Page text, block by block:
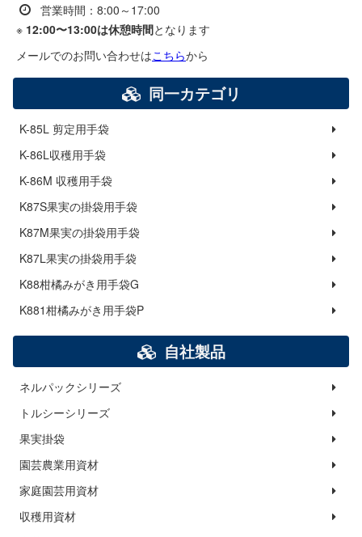
営業時間：8:00～17:00
※ 12:00〜13:00は休憩時間となります
メールでのお問い合わせはこちらから
同一カテゴリ
K-85L 剪定用手袋
K-86L収穫用手袋
K-86M 収穫用手袋
K87S果実の掛袋用手袋
K87M果実の掛袋用手袋
K87L果実の掛袋用手袋
K88柑橘みがき用手袋G
K881柑橘みがき用手袋P
自社製品
ネルパックシリーズ
トルシーシリーズ
果実掛袋
園芸農業用資材
家庭園芸用資材
収穫用資材